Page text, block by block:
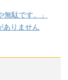
駄です。」
ありません